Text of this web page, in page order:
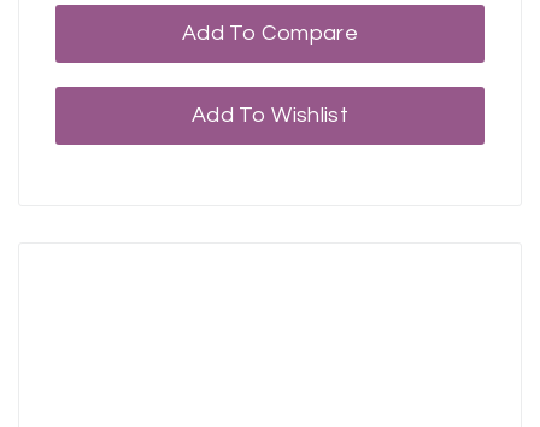
Add To Compare
Add To Wishlist